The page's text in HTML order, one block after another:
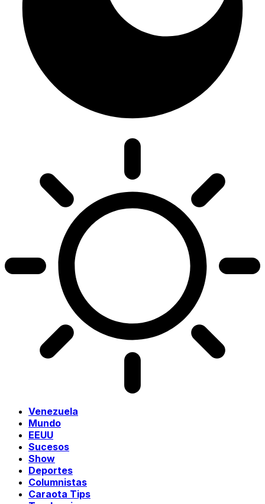
Venezuela
Mundo
EEUU
Sucesos
Show
Deportes
Columnistas
Caraota Tips